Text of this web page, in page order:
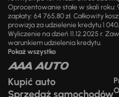
Oprocentowanie stałe w skali roku:
zapłaty: 64 765,80 zł. Całkowity
prowizja za udzielenie kredytu 1
Wyliczenie na dzień 11.12.2025 r.
warunkiem udzielenia kredytu.
Pokaż wszystko
Kupić auto
Sprzedaż samochodów